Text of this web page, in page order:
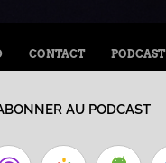
CONTACT PODCAST
AU PODCAST